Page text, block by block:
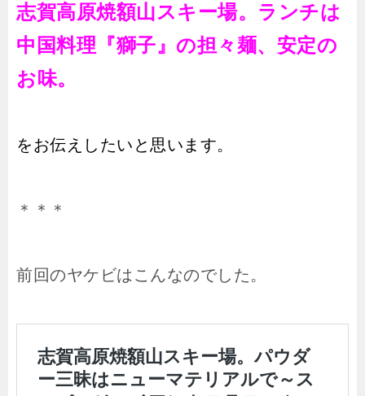
志賀高原焼額山スキー場。ランチは
中国料理『獅子』の担々麺、安定の
お味。
をお伝えしたいと思います。
＊＊＊
前回のヤケビはこんなのでした。